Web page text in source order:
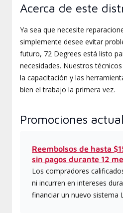
Acerca de este
Ya sea que necesite
simplemente desee evitar
futuro, 72 Degrees está listo
necesidades. Nuestros
la capacitación y las
bien el trabajo la primera vez.
Promociones
Reembolsos de hasta
sin pagos durante 12
Los compradores
ni incurren en intereses
financiar un nuevo sistema